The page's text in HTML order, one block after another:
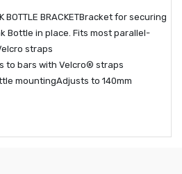
BOTTLE BRACKETBracket for securing
Bottle in place. Fits most parallel-
straps
to bars with Velcro® straps
mountingAdjusts to 140mm